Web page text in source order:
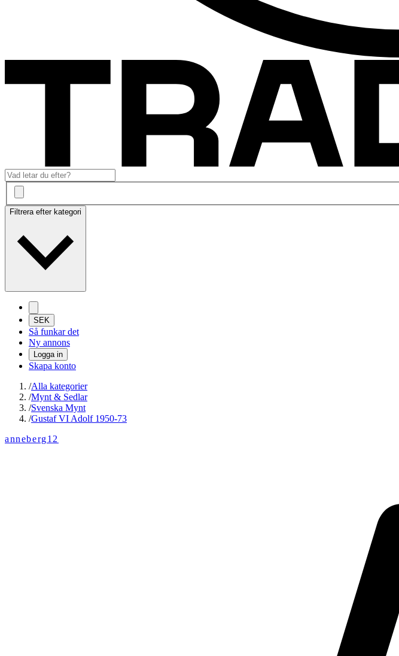
Filtrera efter kategori
SEK
Så funkar det
Ny annons
Logga in
Skapa konto
/Alla kategorier
/Mynt & Sedlar
/Svenska Mynt
/Gustaf VI Adolf 1950-73
anneberg12